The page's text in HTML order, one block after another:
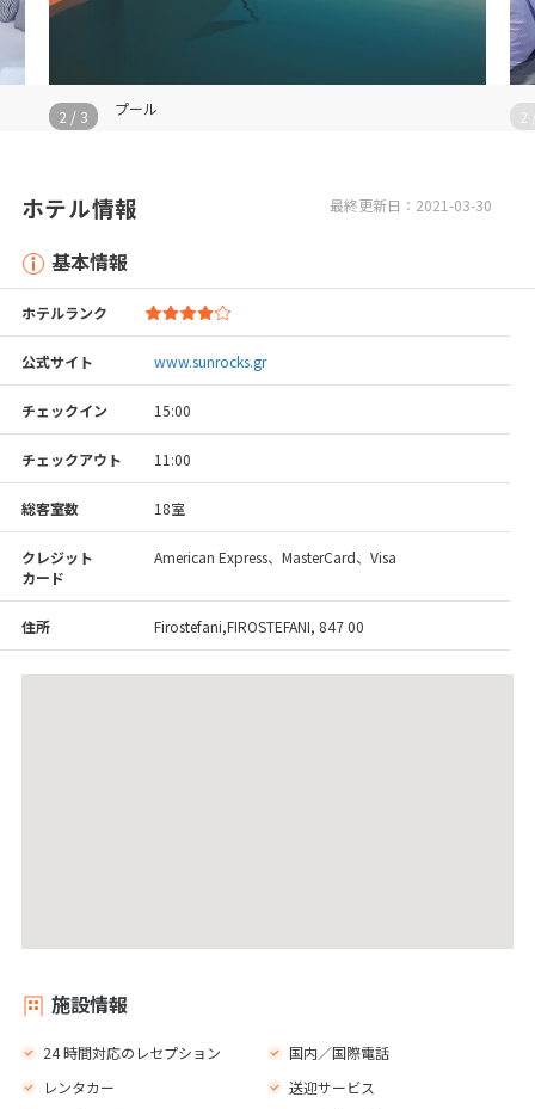
プール
2 / 3 2
最終更新日：2021-03-30
ホテル情報
基本情報
ホテルランク
公式サイト www.sunrocks.gr
チェックイン 15:00
チェックアウト 11:00
総客室数 18室
クレジット
カード
American Express、MasterCard、Visa
住所 Firostefani,FIROSTEFANI, 847 00
施設情報
24 時間対応のレセプション
国内／国際電話
レンタカー
送迎サービス